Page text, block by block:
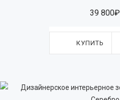
39 800₽
КУПИТЬ